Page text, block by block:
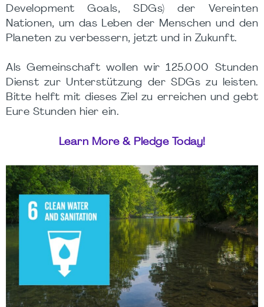
Development Goals, SDGs) der Vereinten
Nationen, um das Leben der Menschen und den
Planeten zu verbessern, jetzt und in Zukunft.
Als Gemeinschaft wollen wir 125.000 Stunden
Dienst zur Unterstützung der SDGs zu leisten.
Bitte helft mit dieses Ziel zu erreichen und gebt
Eure Stunden hier ein.
Learn More & Pledge Today!